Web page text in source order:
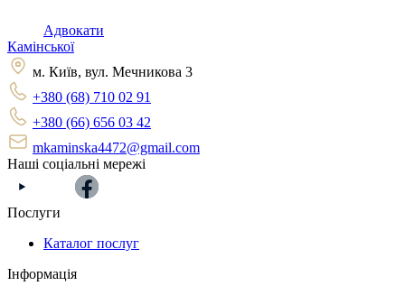
Адвокати
Камінської
м. Київ, вул. Мечникова 3
+380 (68) 710 02 91
+380 (66) 656 03 42
mkaminska4472@gmail.com
Наші соціальні мережі
Послуги
Каталог послуг
Інформація